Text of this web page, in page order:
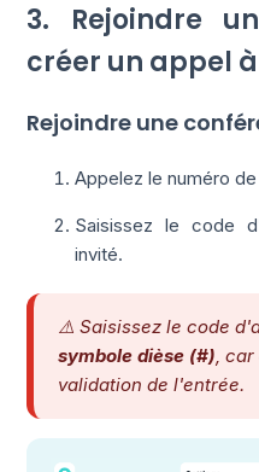
3. Rejoindre
créer un appel
Rejoindre une
Appelez le numéro
Saisissez le code
invité.
⚠️ Saisissez le code
symbole dièse (#) ,
validation de l'entrée.